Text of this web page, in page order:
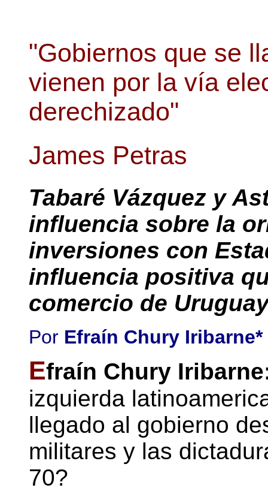
"Gobiernos que se
vienen por la vía
derechizado"
James Petras
Tabaré Vázquez y
influencia sobre la
inversiones con
influencia positiva
comercio de
Por Efraín Chury Iribarne*
Efraín Chury
izquierda
llegado al gobierno
militares y las
70?